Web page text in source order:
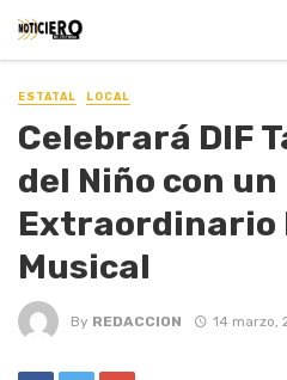
ESTATAL LOCAL
Celebrará DIF
del Niño con un
Extraordinario
Musical
By REDACCION 14 marzo,